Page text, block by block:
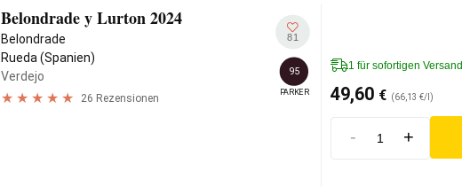
Belondrade y Lurton 2024
Belondrade
Rueda (Spanien)
Verdejo
26 Rezensionen
81
95
PARKER
1 für sofortigen Versand
49,60 € (66,13 €/l)
- +